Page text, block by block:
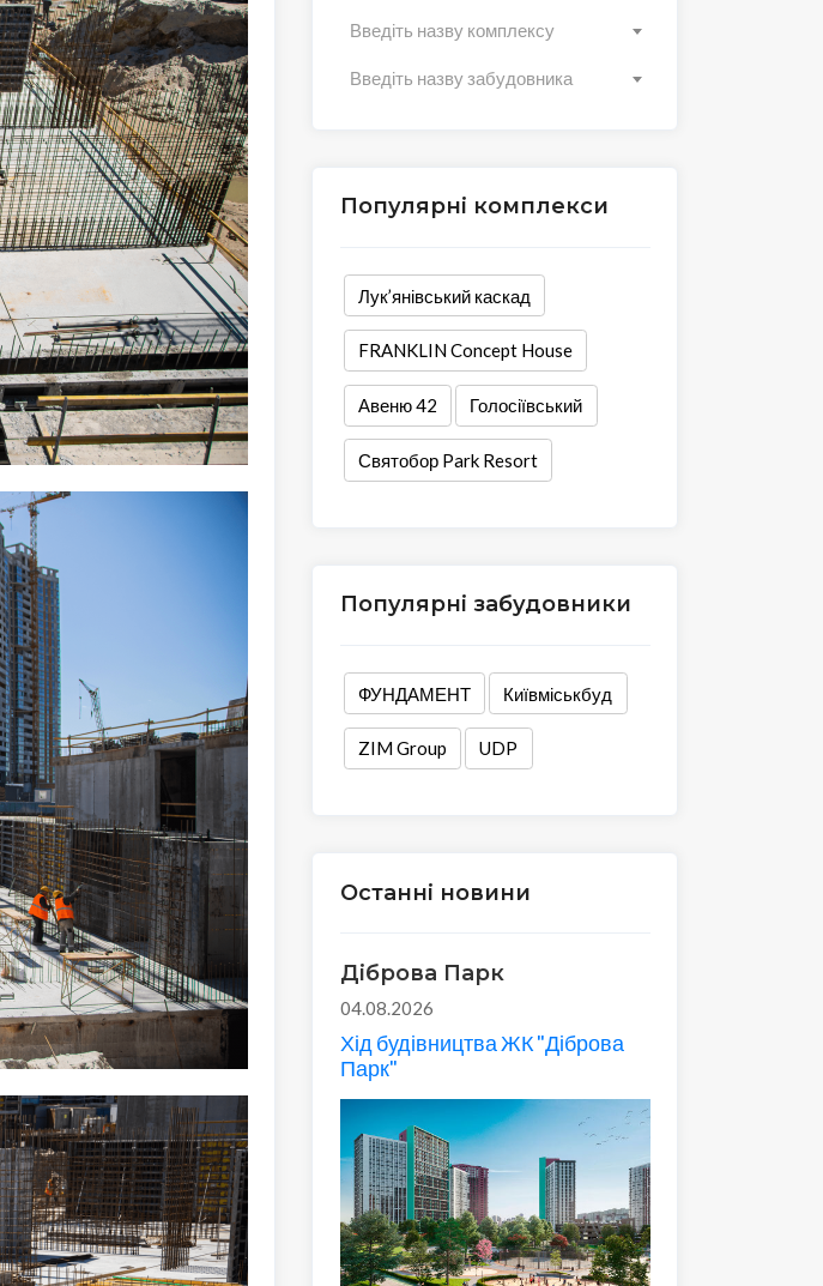
Введіть назву комплексу
Введіть назву забудовника
Популярні комплекси
Лук’янівський каскад
FRANKLIN Concept House
Авеню 42 Голосіївський
Святобор Park Resort
Популярні забудовники
ФУНДАМЕНТ Київміськбуд
ZIM Group UDP
Останні новини
Діброва Парк
04.08.2026
Хід будівництва ЖК "Діброва
Парк"